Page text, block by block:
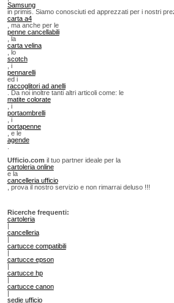
Samsung
in primis. Siamo conosciuti ed apprezzati per i nostri
carta a4
, ma anche per le
penne cancellabili
, la
carta velina
, lo
scotch
, i
pennarelli
ed i
raccoglitori ad anelli
. Da noi inoltre tanti altri articoli come: le
matite colorate
, i
portaombrelli
, i
portapenne
, e le
agende
Ufficio.com il tuo partner ideale per la
cartoleria online
e la
cancelleria ufficio
, prova il nostro servizio e non rimarrai deluso !!!
Ricerche frequenti:
cartoleria
|
cancelleria
|
cartucce compatibili
|
cartucce epson
|
cartucce hp
|
cartucce canon
|
sedie ufficio